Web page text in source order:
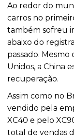
Ao redor do
carros no
também sofreu
abaixo do
passado.
Unidos, a China
recuperação.
Assim como no
vendido pela
XC40 e pelo
total de vendas